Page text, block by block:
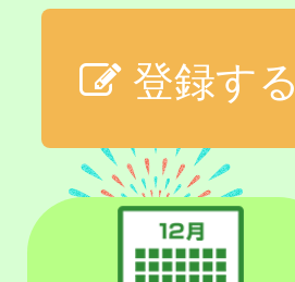
登録する